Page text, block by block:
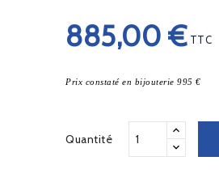
885,00 € TTC
Prix constaté en bijouterie 995 €
Quantité